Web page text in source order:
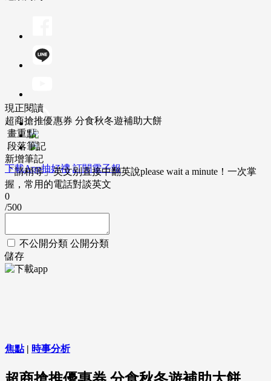
下載App抽好禮 訂閱電子報
現正閱讀
超商搶推優惠券 分食秋冬遊補助大餅
畫重點
段落筆記
新增筆記
「請稍等」英文別直接中翻英說please wait a minute！一次掌
握，常用的電話對談英文
0
/500
不公開分類 公開分類
儲存
焦點| 時事分析